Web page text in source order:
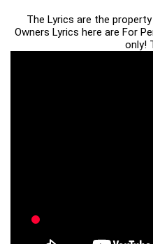
The Lyrics are the
Owners Lyrics here are For
only!